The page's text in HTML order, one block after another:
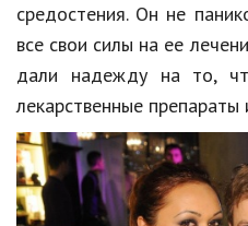
Работа и бизнес
Еда и напитки
Праздники и подарки
Кинематограф
средостения. Он не
все свои силы на ее
дали надежду на то,
лекарственные препараты